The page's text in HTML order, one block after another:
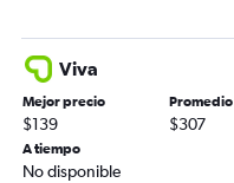
Viva
Mejor precio
$139
Promedio
$307
A tiempo
No disponible